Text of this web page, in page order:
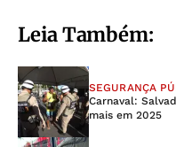
Leia Também:
SEGURANÇA
Carnaval:
mais em 2025